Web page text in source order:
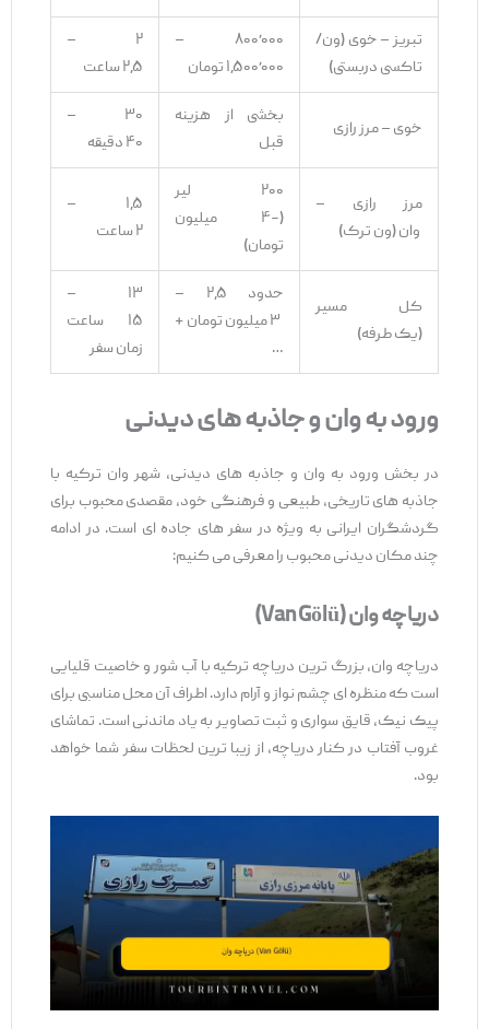
تبریز – خوی (ون/
تاکسی دربستی)
۸۰۰٬۰۰۰ –
۱٫۵۰۰٬۰۰۰ تومان
۲ –
۲٫۵ ساعت
خوی – مرز رازی
بخشی از هزینه
قبل
۳۰ –
۴۰ دقیقه
مرز رازی –
وان (ون ترک)
۲۰۰ لیر
(~۴ میلیون
تومان)
۱٫۵ –
کل مسیر
(یک ‌طرفه)
حدود ۲٫۵ –
۳ میلیون تومان +
۱۳ –
۱۵ ساعت
زمان سفر
ورود به وان وجاذبه های دیدنی
در بخش ورود به وان و جاذبه ‌های دیدنی، شهر وان ترکیه با
جاذبه ‌های تاریخی، طبیعی و فرهنگی خود، مقصدی محبوب برای
گردشگران ایرانی به ‌ویژه در سفر های جاده ‌ای است. در ادامه
چند مکان دیدنی محبوب را معرفی می ‌کنیم:
دریاچه وان(Van Gölü)
دریاچه وان، بزرگ‌ ترین دریاچه ترکیه با آب شور و خاصیت قلیایی
است که منظره ‌ای چشم ‌نواز و آرام دارد. اطراف آن محل مناسبی برای
پیک ‌نیک، قایق ‌سواری و ثبت تصاویر به ‌یاد ماندنی است. تماشای
غروب آفتاب در کنار دریاچه، از زیبا ترین لحظات سفر شما خواهد
بود.